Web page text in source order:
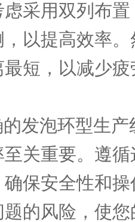
采用双列布
以提高效率
最短，以减少
发泡环型生
关重要。遵
保安全性和
的风险，使